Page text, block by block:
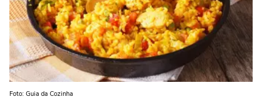
Foto: Guia da Cozinha